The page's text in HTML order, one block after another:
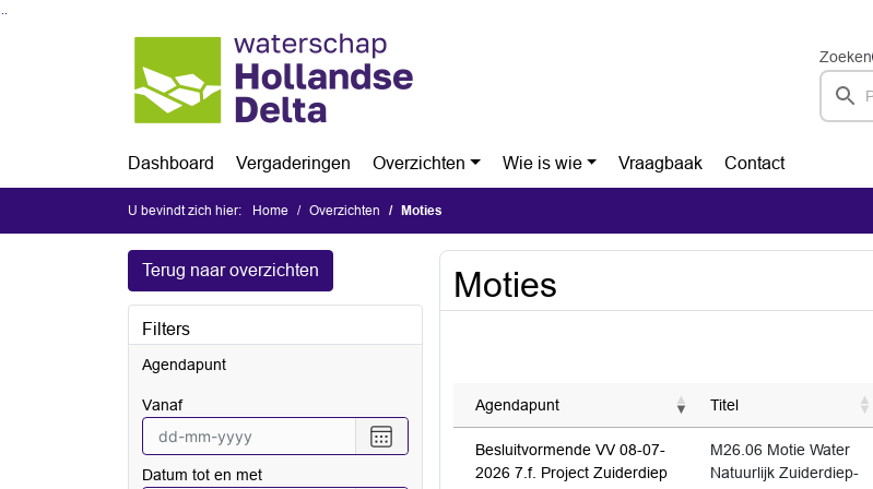
Zoeken
Dashboard Vergaderingen Overzichten Wie is wie Vraagbaak Contact
U bevindt zich hier: Home Overzichten Moties
Terug naar overzichten
Filters
Agendapunt
vanaf
Selecteer
een
Datum tot en met
Moties
Agendapunt Titel
Besluitvormende VV 08-07-
2026 7.f. Project Zuiderdiep
M26.06 Motie Water
Natuurlijk Zuiderdiep-